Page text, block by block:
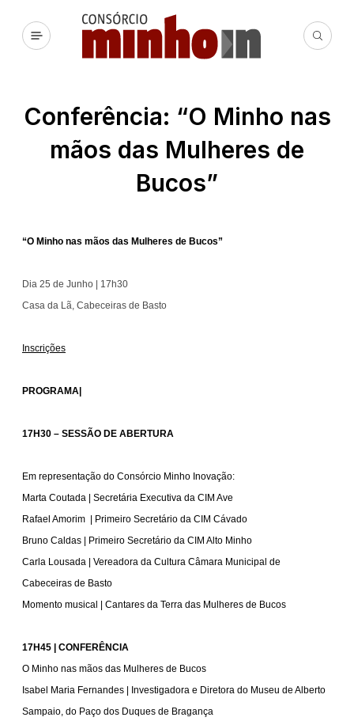
Conferência: “O Minho nas
mãos das Mulheres de
Bucos”
“O Minho nas mãos das Mulheres de Bucos”
Dia 25 de Junho | 17h30
Casa da Lã, Cabeceiras de Basto
Inscrições
PROGRAMA|
17H30 – SESSÃO DE ABERTURA
Em representação do Consórcio Minho Inovação:
Marta Coutada | Secretária Executiva da CIM Ave
Rafael Amorim | Primeiro Secretário da CIM Cávado
Bruno Caldas | Primeiro Secretário da CIM Alto Minho
Carla Lousada | Vereadora da Cultura Câmara Municipal de
Cabeceiras de Basto
Momento musical | Cantares da Terra das Mulheres de Bucos
17H45 | CONFERÊNCIA
O Minho nas mãos das Mulheres de Bucos
Isabel Maria Fernandes | Investigadora e Diretora do Museu de Alberto
Sampaio, do Paço dos Duques de Bragança